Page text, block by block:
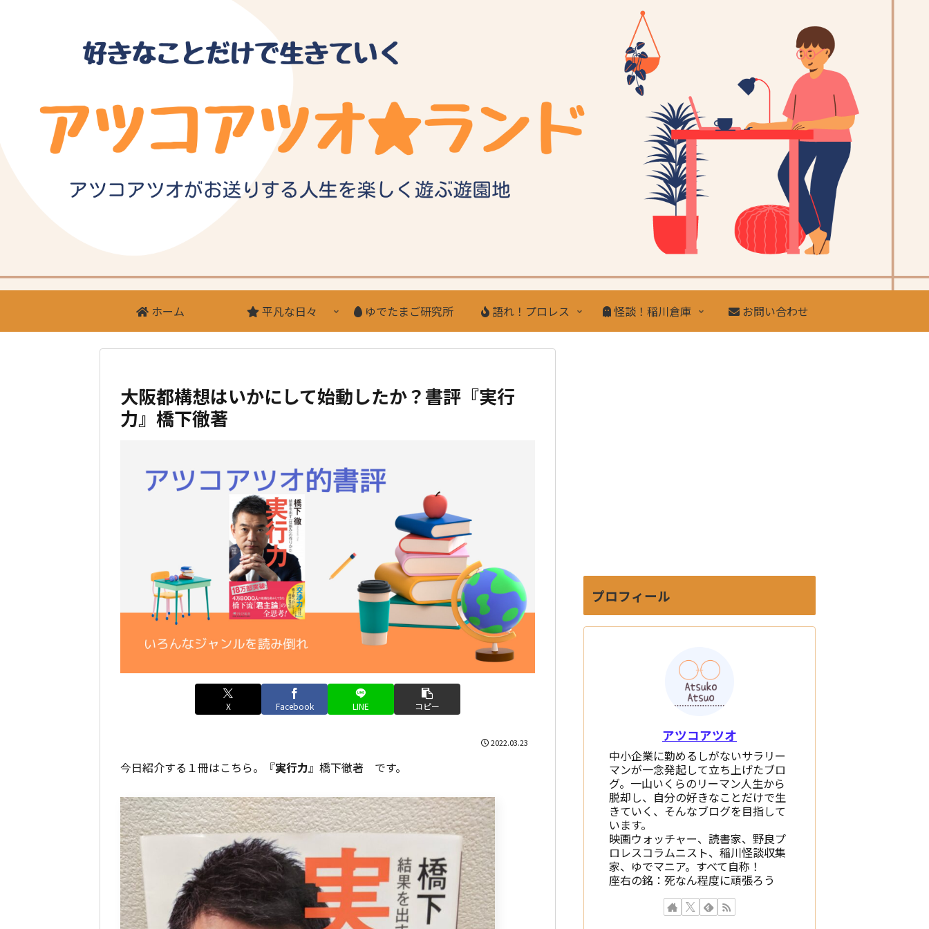
ホーム 平凡な日々 ゆでたまご研究所 語れ！プロレス 怪談！稲川倉庫 お問い合わせ
大阪都構想はいかにして始動したか？書評『実行
力』橋下徹著
X Facebook LINE コピー
2022.03.23
今日紹介する１冊はこちら。『実行力』橋下徹著 です。
プロフィール
アツコアツオ
中小企業に勤めるしがないサラリー
マンが一念発起して立ち上げたブロ
グ。一山いくらのリーマン人生から
脱却し、自分の好きなことだけで生
きていく、そんなブログを目指して
います。
映画ウォッチャー、読書家、野良プ
ロレスコラムニスト、稲川怪談収集
家、ゆでマニア。すべて自称！
座右の銘：死なん程度に頑張ろう